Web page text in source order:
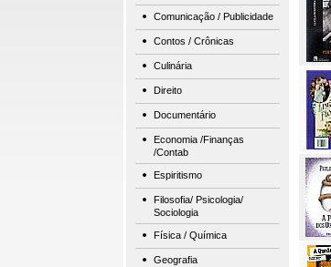
Comunicação / Publicidade
Contos / Crônicas
Culinária
Direito
Documentário
Economia /Finanças
/Contab
Espiritismo
Filosofia/ Psicologia/
Sociologia
Física / Química
Geografia